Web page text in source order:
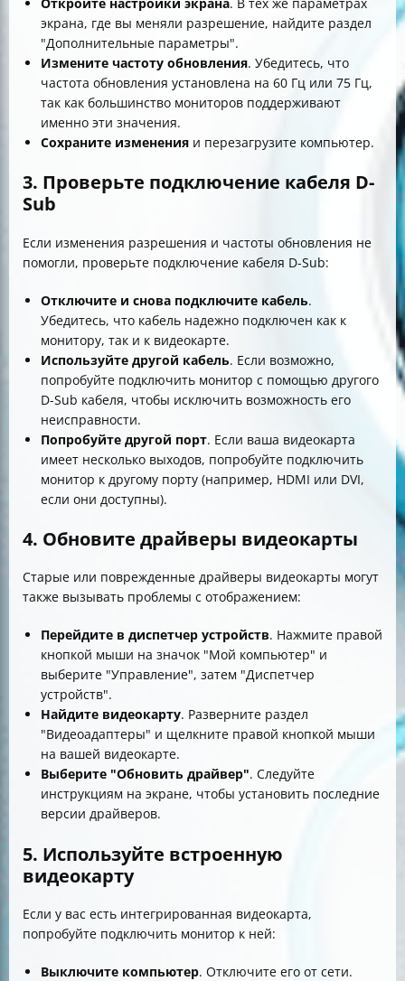
экрана, где вы меняли разрешение, найдите раздел
"Дополнительные параметры".
Измените частоту обновления. Убедитесь, что
частота обновления установлена на 60 Гц или 75 Гц,
так как большинство мониторов поддерживают
именно эти значения.
Сохраните изменения и перезагрузите компьютер.
3. Проверьте подключение кабеля D-
Sub
Если изменения разрешения и частоты обновления не
помогли, проверьте подключение кабеля D-Sub:
Отключите и снова подключите кабель.
Убедитесь, что кабель надежно подключен как к
монитору, так и к видеокарте.
Используйте другой кабель. Если возможно,
попробуйте подключить монитор с помощью другого
D-Sub кабеля, чтобы исключить возможность его
неисправности.
Попробуйте другой порт. Если ваша видеокарта
имеет несколько выходов, попробуйте подключить
монитор к другому порту (например, HDMI или DVI,
если они доступны).
4. Обновите драйверы видеокарты
Старые или поврежденные драйверы видеокарты могут
также вызывать проблемы с отображением:
Перейдите в диспетчер устройств. Нажмите правой
кнопкой мыши на значок "Мой компьютер" и
выберите "Управление", затем "Диспетчер
устройств".
Найдите видеокарту. Разверните раздел
"Видеоадаптеры" и щелкните правой кнопкой мыши
на вашей видеокарте.
Выберите "Обновить драйвер". Следуйте
инструкциям на экране, чтобы установить последние
версии драйверов.
5. Используйте встроенную
видеокарту
Если у вас есть интегрированная видеокарта,
попробуйте подключить монитор к ней:
Выключите компьютер. Отключите его от сети.